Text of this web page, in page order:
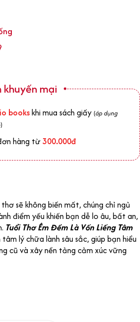
mại
bookskhi mua sách giấy (áp dụng
)
hàng từ300.000đ
sẽ không biến mất, chúng chỉ ngủ
điểm yếu khiến bạn dễ lo âu, bất an,
Tuổi Thơ Êm Đềm Là Vốn Liếng Tâm
lý chữa lành sâu sắc, giúp bạn hiểu
cũ và xây nền tảng cảm xúc vững